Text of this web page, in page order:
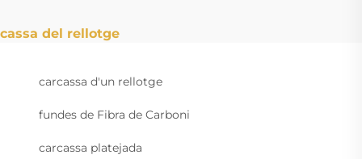
cassa del rellotge
carcassa d'un rellotge
fundes de Fibra de Carboni
carcassa platejada